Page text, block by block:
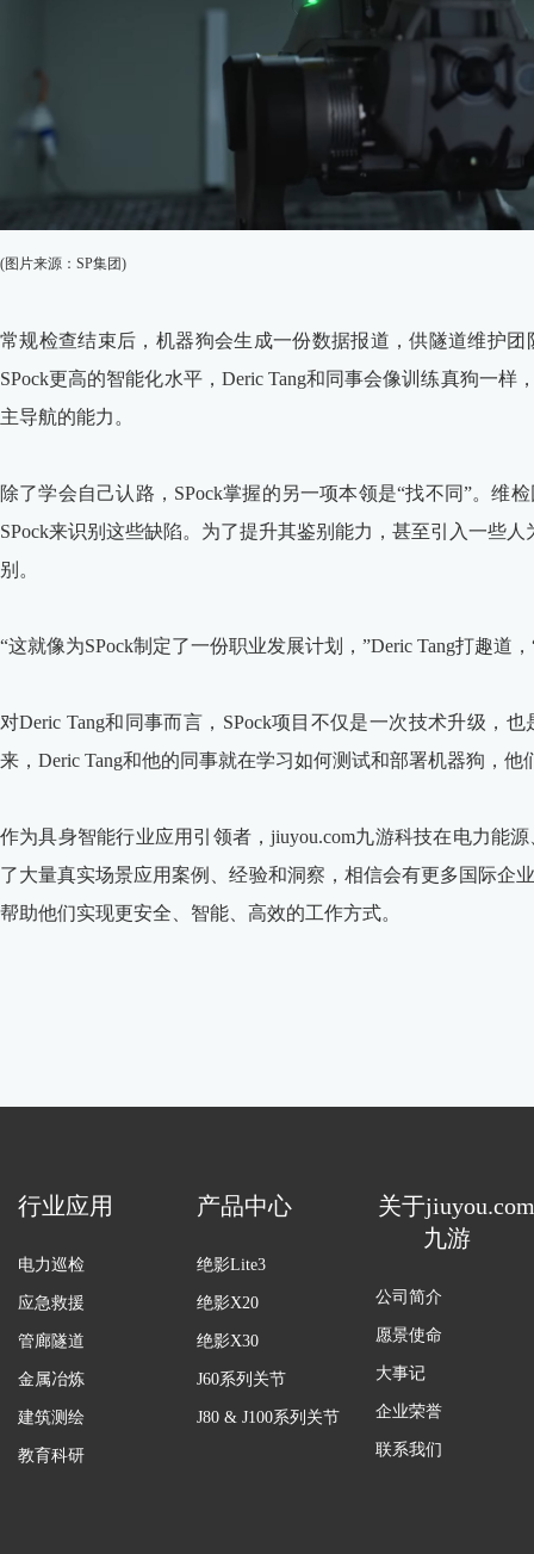
(图片来源：SP集团)
常规检查结束后，机器狗会生成一份数据报道，供隧道维护
SPock更高的智能化水平，Deric Tang和同事会像训练真狗一
主导航的能力。
除了学会自己认路，SPock掌握的另一项本领是“找不同”。维
SPock来识别这些缺陷。为了提升其鉴别能力，甚至引入一些
别。
“这就像为SPock制定了一份职业发展计划，”Deric Tang打趣道
对Deric Tang和同事而言，SPock项目不仅是一次技术升级，
来，Deric Tang和他的同事就在学习如何测试和部署机器狗，
作为具身智能行业应用引领者，jiuyou.com九游科技在电力能
了大量真实场景应用案例、经验和洞察，相信会有更多国际企
帮助他们实现更安全、智能、高效的工作方式。
行业应用
电力巡检
应急救援
管廊隧道
金属冶炼
建筑测绘
教育科研
产品中心
绝影Lite3
绝影X20
绝影X30
J60系列关节
J80 & J100系列关节
关于jiuyou.com
九游
公司简介
愿景使命
大事记
企业荣誉
联系我们